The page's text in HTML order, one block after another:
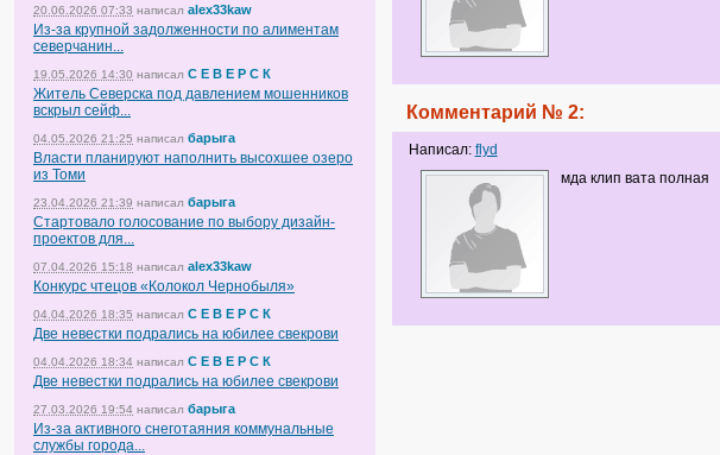
20.06.2026 07:33 написал alex33kaw
Из-за крупной задолженности по алиментам
северчанин...
19.05.2026 14:30 написал С Е В Е Р С К
Житель Северска под давлением мошенников
вскрыл сейф...
04.05.2026 21:25 написал барыга
Власти планируют наполнить высохшее озеро
из Томи
23.04.2026 21:39 написал барыга
Стартовало голосование по выбору дизайн-
проектов для...
07.04.2026 15:18 написал alex33kaw
Конкурс чтецов «Колокол Чернобыля»
04.04.2026 18:35 написал С Е В Е Р С К
Две невестки подрались на юбилее свекрови
04.04.2026 18:34 написал С Е В Е Р С К
Две невестки подрались на юбилее свекрови
27.03.2026 19:54 написал барыга
Из-за активного снеготаяния коммунальные
службы города...
Комментарий № 2:
Написал: flyd
мда клип вата полная